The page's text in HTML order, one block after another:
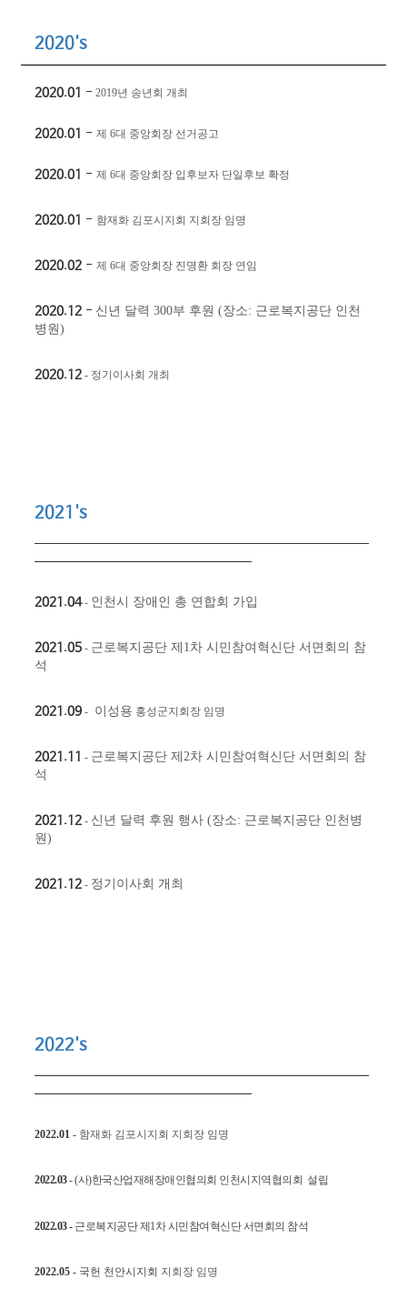
2020's
2020.01 - 2019년 송년회 개최
2020.01 - 제 6대 중앙회장 선거공고
2020.01 - 제 6대 중앙회장 입후보자 단일후보 확정
2020.01 - 함재화 김포시지회 지회장 임명
2020.02 - 제 6대 중앙회장 진명환 회장 연임
2020.12 - 신년 달력 300부 후원 (장소: 근로복지공단 인천
병원)
2020.12 ​ - 정기이사회 개최
2021's
2021.04- 인천시 장애인 총 연합회 가입
2021.05 - 근로복지 공단 제1차 시민참여혁신단 서면회의 참
석
2021.09 ​ - 이성용 ​ 홍성군지회장 임명
2021.11 - 근로복지공단 제2차 시민참여혁신단 서면회의 참
석
2021.12 - 신년 달력 후원 행사 (장소: 근로복지공단 인천병
원)
2021.12 - 정기이사회 개최
2022's
2022.01 - 함재화 김포시지회 지회장 임명
2022.03-(사)한국산업재해장애인협의회 인천시지역협의회 설립
2022.03- 근로복지공단 제1차 시민참여혁신단 서면회의 참석
2022.05 - 국헌 천안시지회 지회장 임명